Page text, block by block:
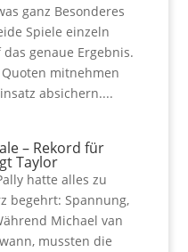
ganz Besonderes
Spiele einzeln
genaue Ergebnis.
mitnehmen
absichern....
– Rekord für
Taylor
hatte alles zu
begehrt: Spannung,
Michael van
mussten die